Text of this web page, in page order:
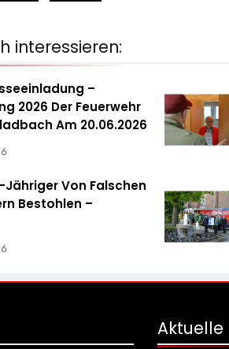
interessieren:
–
2026 Der Feuerwehr
Am 20.06.2026
Jähriger Von Falschen
Bestohlen –
Aktuelle